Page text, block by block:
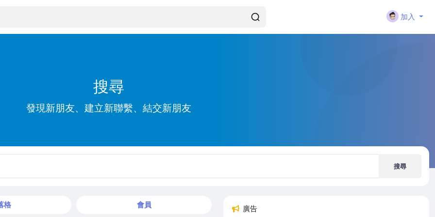
加入
搜尋
發現新朋友、建立新聯繫、結交新朋友
搜尋
格 會員 廣告